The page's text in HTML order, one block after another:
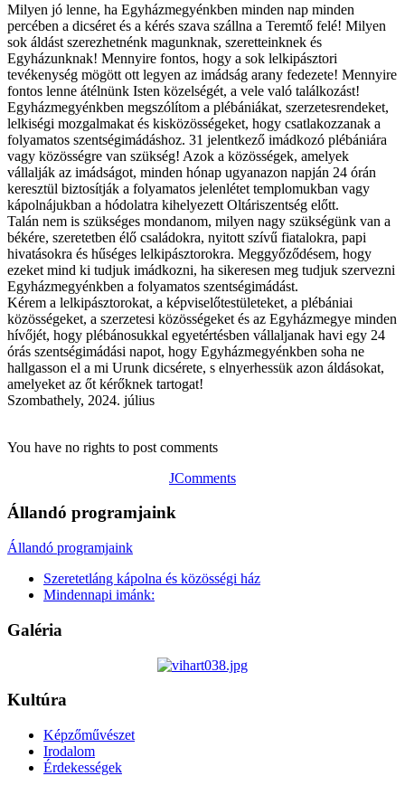
Milyen jó lenne, ha Egyházmegyénkben minden nap minden
percében a dicséret és a kérés szava szállna a Teremtő felé! Milyen
sok áldást szerezhetnénk magunknak, szeretteinknek és
Egyházunknak! Mennyire fontos, hogy a sok lelkipásztori
tevékenység mögött ott legyen az imádság arany fedezete! Mennyire
fontos lenne átélnünk Isten közelségét, a vele való találkozást!
Egyházmegyénkben megszólítom a plébániákat, szerzetesrendeket,
lelkiségi mozgalmakat és kisközösségeket, hogy csatlakozzanak a
folyamatos szentségimádáshoz. 31 jelentkező imádkozó plébániára
vagy közösségre van szükség! Azok a közösségek, amelyek
vállalják az imádságot, minden hónap ugyanazon napján 24 órán
keresztül biztosítják a folyamatos jelenlétet templomukban vagy
kápolnájukban a hódolatra kihelyezett Oltáriszentség előtt.
Talán nem is szükséges mondanom, milyen nagy szükségünk van a
békére, szeretetben élő családokra, nyitott szívű fiatalokra, papi
hivatásokra és hűséges lelkipásztorokra. Meggyőződésem, hogy
ezeket mind ki tudjuk imádkozni, ha sikeresen meg tudjuk szervezni
Egyházmegyénkben a folyamatos szentségimádást.
Kérem a lelkipásztorokat, a képviselőtestületeket, a plébániai
közösségeket, a szerzetesi közösségeket és az Egyházmegye minden
hívőjét, hogy plébánosukkal egyetértésben vállaljanak havi egy 24
órás szentségimádási napot, hogy Egyházmegyénkben soha ne
hallgasson el a mi Urunk dicsérete, s elnyerhessük azon áldásokat,
amelyeket az őt kérőknek tartogat!
Szombathely, 2024. július
You have no rights to post comments
JComments
Állandó programjaink
Állandó programjaink
Szeretetláng kápolna és közösségi ház
Mindennapi imánk:
Galéria
Kultúra
Képzőművészet
Irodalom
Érdekességek